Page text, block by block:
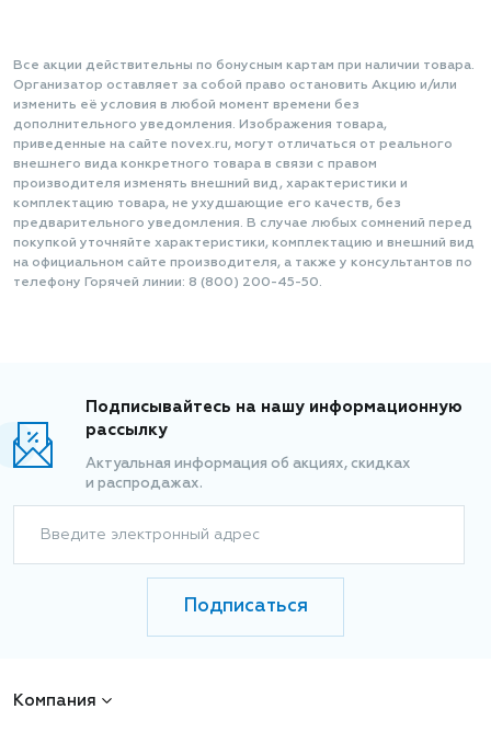
Все акции действительны по бонусным картам при наличии товара.
Организатор оставляет за собой право остановить Акцию и/или
изменить её условия в любой момент времени без
дополнительного уведомления. Изображения товара,
приведенные на сайте novex.ru, могут отличаться от реального
внешнего вида конкретного товара в связи с правом
производителя изменять внешний вид, характеристики и
комплектацию товара, не ухудшающие его качеств, без
предварительного уведомления. В случае любых сомнений перед
покупкой уточняйте характеристики, комплектацию и внешний вид
на официальном сайте производителя, а также у консультантов по
телефону Горячей линии: 8 (800) 200-45-50.
Подписывайтесь на нашу информационную
рассылку
Актуальная информация об акциях, скидках
и распродажах.
Введите электронный адрес
Подписаться
Компания